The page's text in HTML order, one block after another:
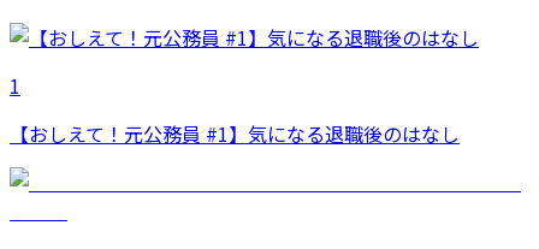
1
【おしえて！元公務員 #1】気になる退職後のはなし